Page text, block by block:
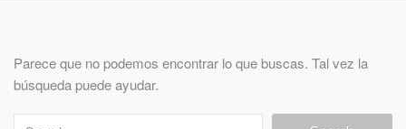
Parece que no podemos encontrar lo que buscas. Tal vez la
búsqueda puede ayudar.